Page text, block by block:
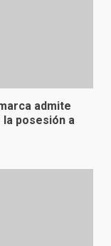
admite
posesión a